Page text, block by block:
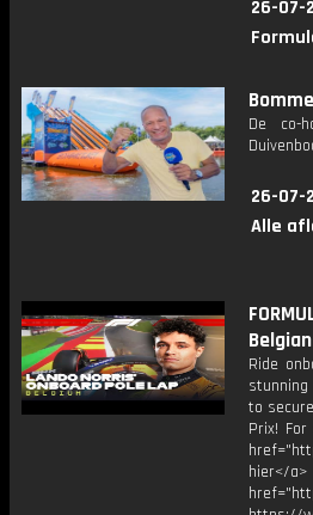
26-07-
De co-
26-07-
Alle
Ride
to
Prix!